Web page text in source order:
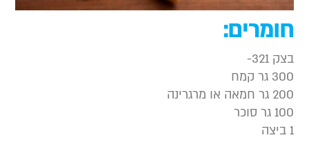
321-
גר קמח
חמאה או מרגרינה
גר סוכר